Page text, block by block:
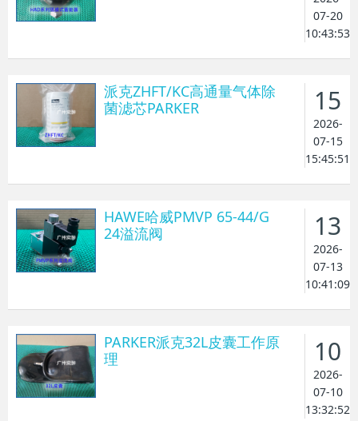
07-20
10:43:53
派克ZHFT/KC高通量气体除
菌滤芯PARKER
15
2026-
07-15
15:45:51
HAWE哈威PMVP 65-44/G
24溢流阀
13
2026-
07-13
10:41:09
PARKER派克32L皮囊工作原
理
10
2026-
07-10
13:32:52